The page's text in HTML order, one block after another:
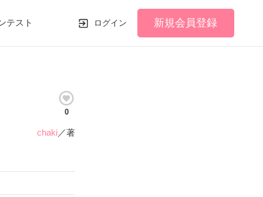
テスト ログイン 新規会員登録
0
chaki／著